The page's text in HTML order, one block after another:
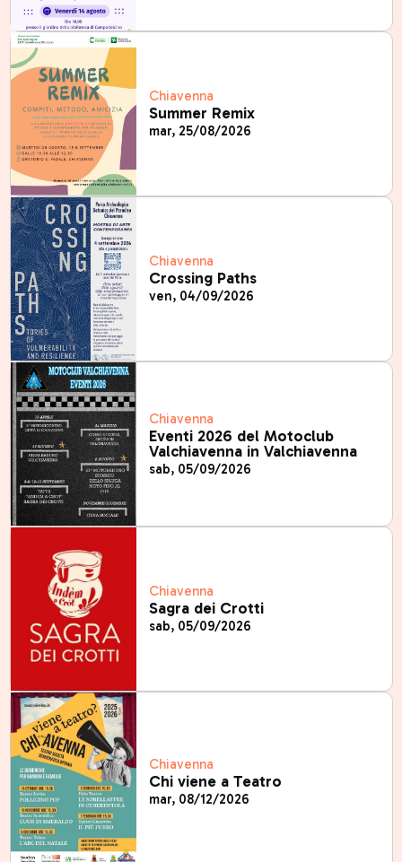
Chiavenna
Summer Remix
mar, 25/08/2026
Chiavenna
Crossing Paths
ven, 04/09/2026
Chiavenna
Eventi 2026 del Motoclub
Valchiavenna in Valchiavenna
sab, 05/09/2026
Chiavenna
Sagra dei Crotti
sab, 05/09/2026
Chiavenna
Chi viene a Teatro
mar, 08/12/2026